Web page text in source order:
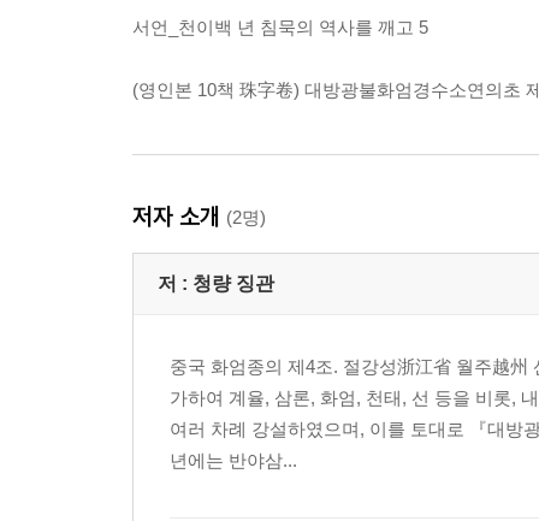
서언_천이백 년 침묵의 역사를 깨고 5
(영인본 10책 珠字卷) 대방광불화엄경수소연의초
저자 소개 (2명)
저 : 청량 징관
중국 화엄종의 제4조. 절강성浙江省 월주越
가하여 계율, 삼론, 화엄, 천태, 선 등을 비롯,
여러 차례 강설하였으며, 이를 토대로 『대방
년에는 반야삼...